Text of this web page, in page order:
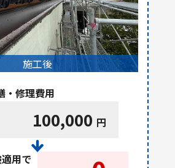
施工後
・修理費用
100,000 円
用で